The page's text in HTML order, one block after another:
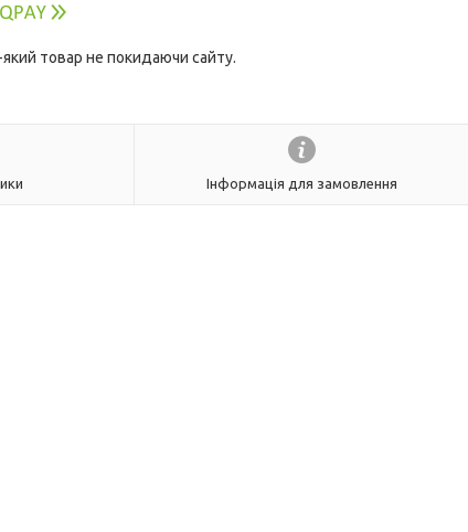
товар не покидаючи сайту.
Інформація для замовлення